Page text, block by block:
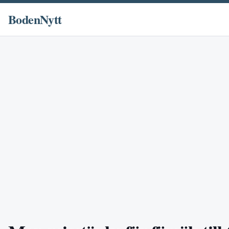
BodenNytt